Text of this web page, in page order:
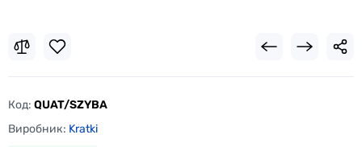
Код: QUAT/SZYBA
Виробник: Kratki